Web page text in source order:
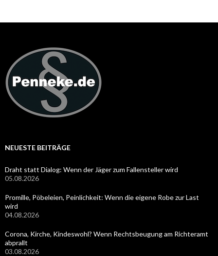
NEUESTE BEITRÄGE
Draht statt Dialog: Wenn der Jäger zum Fallensteller wird
05.08.2026
Promille, Pöbeleien, Peinlichkeit: Wenn die eigene Robe zur Last
wird
04.08.2026
Corona, Kirche, Kindeswohl? Wenn Rechtsbeugung am Richteramt
abprallt
03.08.2026